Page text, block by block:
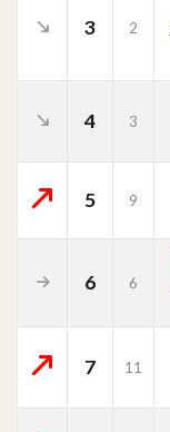
3 2
4
3
5 9
6
6
7
11